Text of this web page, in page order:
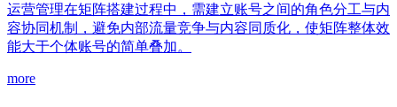
运营管理在矩阵搭建过程中，需建立账号之间的角色分工与内
容协同机制，避免内部流量竞争与内容同质化，使矩阵整体效
能大于个体账号的简单叠加。
more